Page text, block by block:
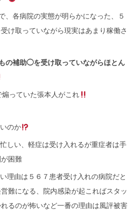
、各病院の実態が明らかになった、５
け取っていながら現実はあまり稼働さ
の補助◯を受け取っていながらほとん
っていた張本人がこれ
のか
しい、軽症は受け入れるが重症者は手
困難
理由は５６７患者受け入れの病院だと
難になる、院内感染が起こればスタッ
るのが怖いなど一番の理由は風評被害